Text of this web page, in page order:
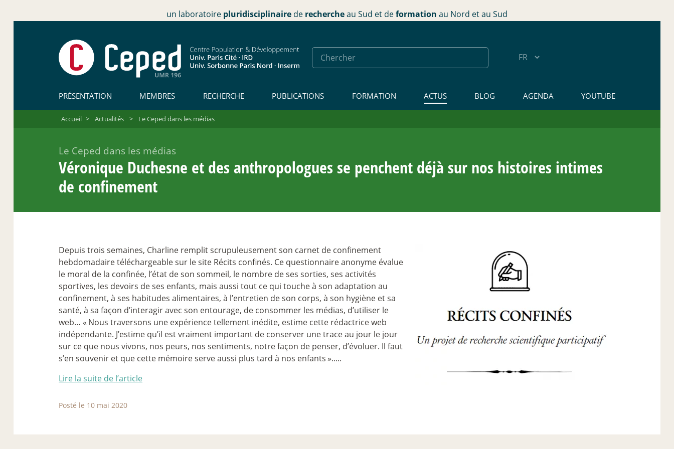
un laboratoire pluridisciplinaire de rechercheau Sud et deformation au Nord et au Sud
PRÉSENTATION MEMBRES RECHERCHE PUBLICATIONS FORMATION ACTUS BLOG AGENDA YOUTUBE
Accueil > Actualités > Le Ceped dans les médias
Le Ceped dans les médias
Véronique Duchesne et des anthropologues se penchent déjà sur nos histoires intimes
de confinement
Depuis trois semaines, Charline remplit scrupuleusement son carnet de confinement
hebdomadaire téléchargeable sur le site Récits confinés. Ce questionnaire anonyme évalue
le moral de la confinée, l’état de son sommeil, le nombre de ses sorties, ses activités
sportives, les devoirs de ses enfants, mais aussi tout ce qui touche à son adaptation au
confinement, à ses habitudes alimentaires, à l’entretien de son corps, à son hygiène et sa
santé, à sa façon d’interagir avec son entourage, de consommer les médias, d’utiliser le
web… « Nous traversons une expérience tellement inédite, estime cette rédactrice web
indépendante. J’estime qu’il est vraiment important de conserver une trace au jour le jour
sur ce que nous vivons, nos peurs, nos sentiments, notre façon de penser, d’évoluer. Il faut
s’en souvenir et que cette mémoire serve aussi plus tard à nos enfants».....
Lire la suite de l’article
Posté le 10 mai 2020